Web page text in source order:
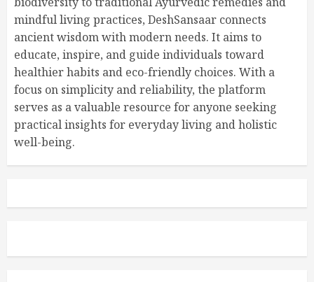
mindful living practices, DeshSansaar connects
ancient wisdom with modern needs. It aims to
educate, inspire, and guide individuals toward
healthier habits and eco-friendly choices. With a
focus on simplicity and reliability, the platform
serves as a valuable resource for anyone seeking
practical insights for everyday living and holistic
well-being.